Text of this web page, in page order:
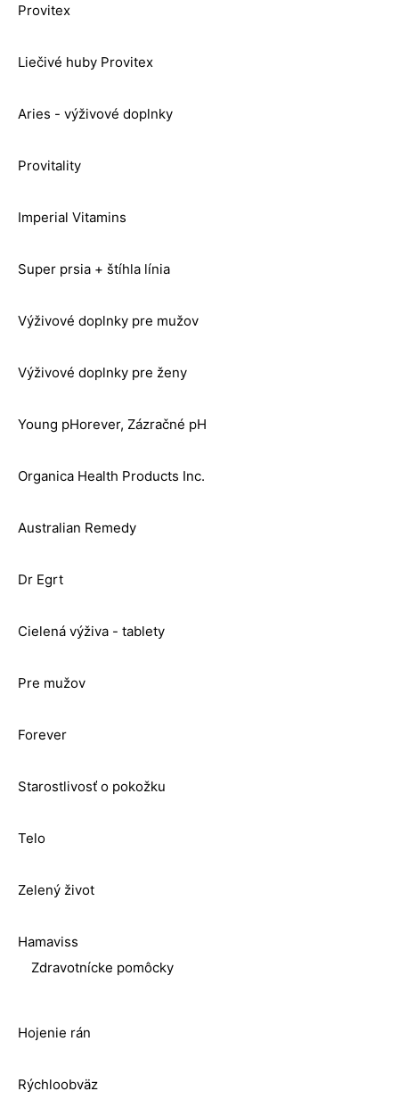
Provitex
Liečivé huby Provitex
Aries - výživové doplnky
Provitality
Imperial Vitamins
Super prsia + štíhla línia
Výživové doplnky pre mužov
Výživové doplnky pre ženy
Young pHorever, Zázračné pH
Organica Health Products Inc.
Australian Remedy
Dr Egrt
Cielená výživa - tablety
Pre mužov
Forever
Starostlivosť o pokožku
Telo
Zelený život
Hamaviss
Zdravotnícke pomôcky
Hojenie rán
Rýchloobväz